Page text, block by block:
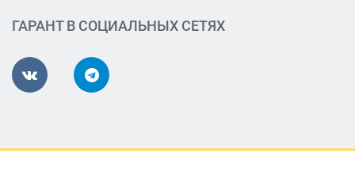
ГАРАНТ В СОЦИАЛЬНЫХ СЕТЯХ